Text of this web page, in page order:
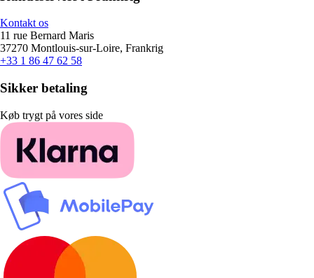
Kontakt os
11 rue Bernard Maris
37270 Montlouis-sur-Loire, Frankrig
+33 1 86 47 62 58
Sikker betaling
Køb trygt på vores side